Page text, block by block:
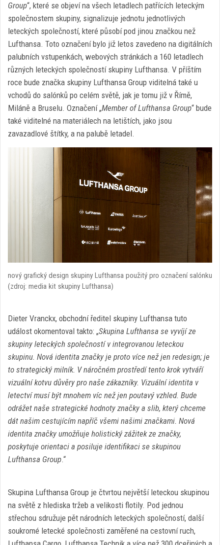
Group“, které se objeví na všech letadlech patřících leteckým
společnostem skupiny, signalizuje jednotu jednotlivých
leteckých společností, které působí pod jinou značkou než
Lufthansa. Toto označení bylo již letos zavedeno na digitálních
palubních vstupenkách, webových stránkách a 160 letadlech
různých leteckých společností skupiny Lufthansa. V příštím
roce bude značka skupiny Lufthansa Group viditelná také u
vchodů do salónků po celém světě, jak je tomu již v Římě,
Miláně a Bruselu. Označení „Member of Lufthansa Group“ bude
také viditelné na materiálech na letištích, jako jsou
zavazadlové štítky, a na palubě letadel.
nový grafický design skupiny Lufthansa použitý pro označení salónku
(zdroj: media kit skupiny Lufthansa)
Dieter Vranckx, obchodní ředitel skupiny Lufthansa tuto
událost okomentoval takto: „Skupina Lufthansa se vyvíjí ze
skupiny leteckých společností v integrovanou leteckou
skupinu. Nová identita značky je proto více než jen redesign; je
to strategický milník. V náročném prostředí tento krok vytváří
vizuální kotvu důvěry pro naše zákazníky. Vizuální identita v
letectví musí být mnohem víc než jen poutavý vzhled. Bude
odrážet naše strategické hodnoty značky a slib, který chceme
dát našim cestujícím napříč všemi našimi značkami. Nová
identita značky umožňuje holistický zážitek ze značky,
poskytuje orientaci a posiluje identifikaci se skupinou
Lufthansa Group.“
Skupina Lufthansa Group je čtvrtou největší leteckou skupinou
na světě z hlediska tržeb a velikosti flotily. Pod jednou
střechou sdružuje pět národních leteckých společností, další
soukromé letecké společnosti zaměřené na cestovní ruch,